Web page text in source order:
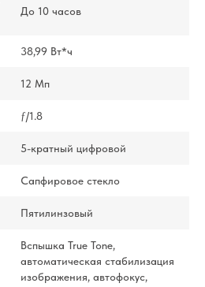
До 10 часов
38,99 Вт*ч
12 Мп
ƒ/1.8
5-кратный цифровой
Сапфировое стекло
Пятилинзовый
Вспышка True Tone,
автоматическая стабилизация
изображения, автофокус,